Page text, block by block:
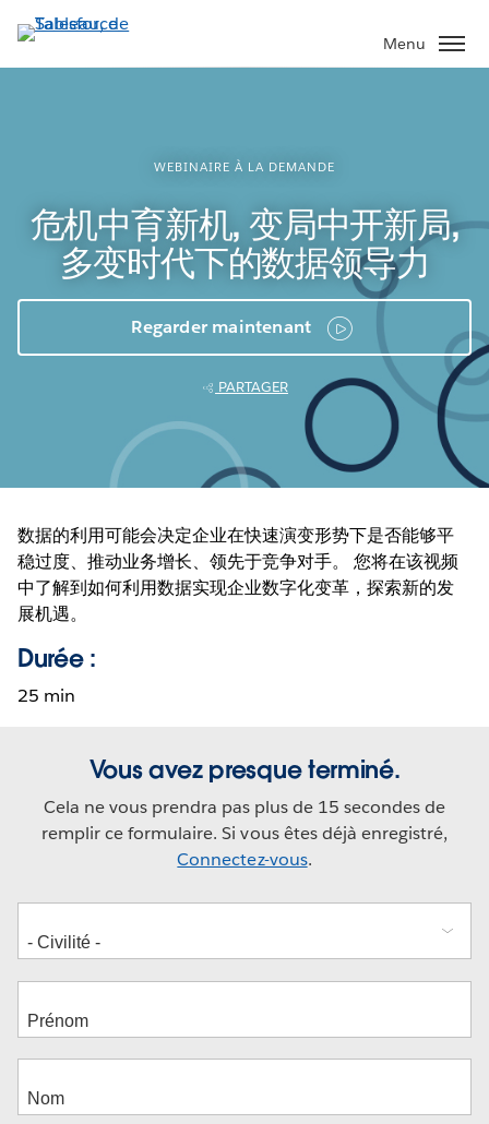
Aller
au
contenu
Menu
WEBINAIRE À LA DEMANDE
危机中育新机, 变局中开新局,
多变时代下的数据领导力
Regarder maintenant
PARTAGER
数据的利用可能会决定企业在快速演变形势下是否能够平
稳过度、推动业务增长、领先于竞争对手。 您将在该视频
中了解到如何利用数据实现企业数字化变革，探索新的发
展机遇。
Durée :
25 min
Vous avez presque terminé.
Cela ne vous prendra pas plus de 15 secondes de
remplir ce formulaire. Si vous êtes déjà enregistré,
Connectez-vous.